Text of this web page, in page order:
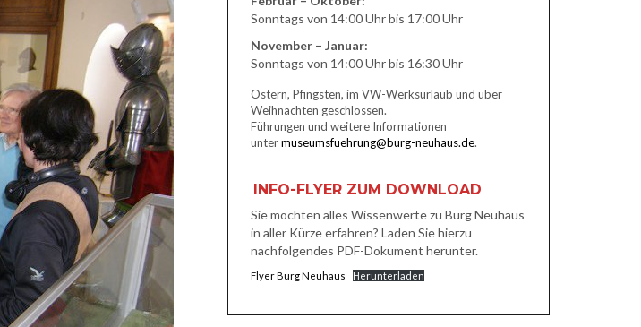
Sonntags von 14:00 Uhr bis 17:00 Uhr
November – Januar:
Sonntags von 14:00 Uhr bis 16:30 Uhr
Ostern, Pfingsten, im VW-Werksurlaub und über
Weihnachten geschlossen.
Führungen und weitere Informationen
untermuseumsfuehrung@burg-neuhaus.de.
INFO-FLYER ZUM DOWNLOAD
Sie möchten alles Wissenwerte zu Burg Neuhaus
in aller Kürze erfahren? Laden Sie hierzu
nachfolgendes PDF-Dokument herunter.
Flyer Burg Neuhaus Herunterladen